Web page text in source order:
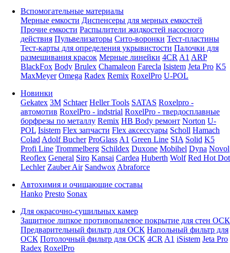
Вспомогательные материалы
Мерные емкости Диспенсеры для мерных емкостей
Прочие емкости Распылители жидкостей насосного
действия Пульвелизаторы Сито-воронки Тест-пластины
Тест-карты для определения укрывистости Палочки для
размешивания красок Мерные линейки 4CR A1 ARP
BlackFox Body Brulex Chamaleon Farecla Isistem Jeta Pro K5
MaxMeyer Omega Radex Remix RoxelPro U-POL
Новинки
Gekatex 3M Schtaer Heller Tools SATAS Roxelpro -
автомотив RoxelPro - indstrial RoxelPro - твердосплавные
борфрезы по металлу Remix HB Body ремонт Norton U-
POL Isistem Flex запчасти Flex аксессуары Scholl Hamach
Colad Adolf Bucher ProGlass A1 Green Line SIA Solid K5
Profi Line Trommelberg Schildex Duxone Mobihel Dyna Novol
Reoflex General Siro Kansai Cardea Huberth Wolf Red Hot Dot
Lechler Zauber Air Sandwox Abraforce
Автохимия и очищающие составы
Hanko Presto Sonax
Для окрасочно-сушильных камер
Защитное липкое противопылевое покрытие для стен ОСК
Предварительный фильтр для ОСК Напольный фильтр для
ОСК Потолочный фильтр для ОСК 4CR A1 iSistem Jeta Pro
Radex RoxelPro